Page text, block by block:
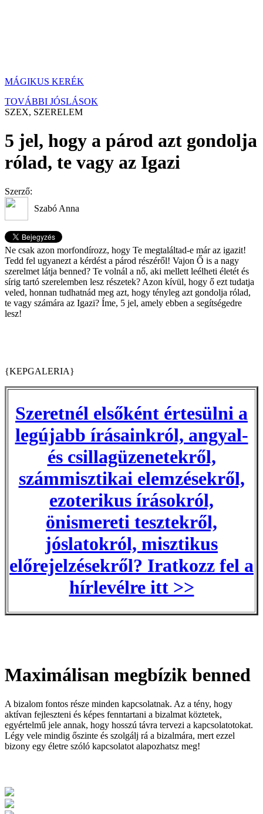
MÁGIKUS KERÉK
TOVÁBBI JÓSLÁSOK
SZEX, SZERELEM
5 jel, hogy a párod azt gondolja
rólad, te vagy az Igazi
Szerző:
Szabó Anna
Ne csak azon morfondírozz, hogy Te megtaláltad-e már az igazit!
Tedd fel ugyanezt a kérdést a párod részéről! Vajon Ő is a nagy
szerelmet látja benned? Te volnál a nő, aki mellett leélheti életét és
sírig tartó szerelemben lesz részetek? Azon kívül, hogy ő ezt tudatja
veled, honnan tudhatnád meg azt, hogy tényleg azt gondolja rólad,
te vagy számára az Igazi? Íme, 5 jel, amely ebben a segítségedre
lesz!
{KEPGALERIA}
Szeretnél elsőként értesülni a
legújabb írásainkról, angyal-
és csillagüzenetekről,
számmisztikai elemzésekről,
ezoterikus írásokról,
önismereti tesztekről,
jóslatokról, misztikus
előrejelzésekről? Iratkozz fel a
hírlevélre itt >>
Maximálisan megbízik benned
A bizalom fontos része minden kapcsolatnak. Az a tény, hogy
aktívan fejleszteni és képes fenntartani a bizalmat köztetek,
egyértelmű jele annak, hogy hosszú távra tervezi a kapcsolatotokat.
Légy vele mindig őszinte és szolgálj rá a bizalmára, mert ezzel
bizony egy életre szóló kapcsolatot alapozhatsz meg!